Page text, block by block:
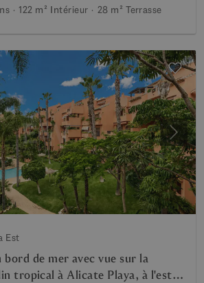
122 m² Intérieur 28 m² Terrasse
Est
de mer avec vue sur la
tropical à Alicate Playa, à l'est